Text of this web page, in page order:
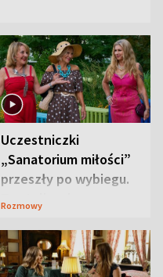
Uczestniczki
„Sanatorium miłości”
przeszły po wybiegu.
Te stylizacje
Rozmowy